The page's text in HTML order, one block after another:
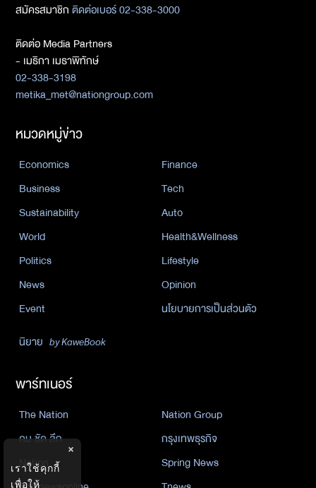
สมัครสมาชิกติดต่อเบอร์ 02-338-3000
ติดต่อ Media Partners
- เมธิกา เมธาพิทักษ์
02-338-3198
metika_met@nationgroup.com
หมวดหมู่ข่าว
Economics
Finance
Business
Tech
Sustainability
Auto
World
Health&Wellness
Politics
Lifestyle
News
Opinion
Event
นโยบายการเป็นส่วนตัว
นิยาย by KaweBook
พาร์ทเนอร์
The Nation
Nation Group
คม ชัด ลึก
กรุงเทพธุรกิจ
Nation
Spring News
×
เราใช้คุกกี้
เพื่อให้